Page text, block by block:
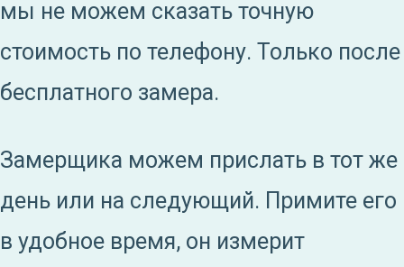
мы не можем сказать точную
стоимость по телефону. Только после
бесплатного замера.
Замерщика можем прислать в тот же
день или на следующий. Примите его
в удобное время, он измерит